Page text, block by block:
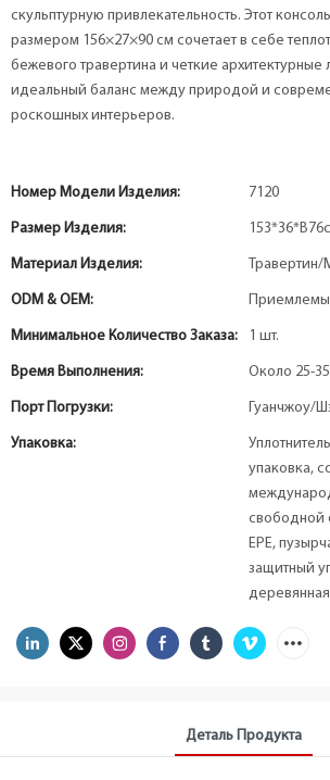
скульптурную привлекательность. Этот
размером 156×27×90 см сочетает в себе
бежевого травертина и четкие архитектурные
идеальный баланс между природой и
роскошных интерьеров.
Номер Модели Изделия: 7120
Размер Изделия:
Материал Изделия:
ODM & OEM:
Минимальное Количество Заказа: 1 шт.
Время Выполнения: Около 25-
Порт Погрузки: Гуанчжоу/
Упаковка:
упаковка,
свободной
EPE,
защитный
Деталь Продукта